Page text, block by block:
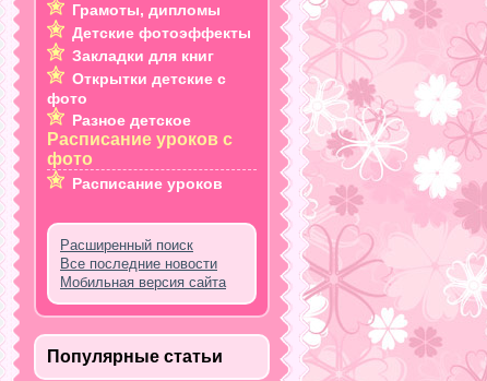
Грамоты, дипломы
Детские фотоэффекты
Закладки для книг
Открытки детские с
фото
Разное детское
Расписание уроков с
фото
Расписание уроков
Расширенный поиск
Все последние новости
Мобильная версия сайта
Популярные статьи